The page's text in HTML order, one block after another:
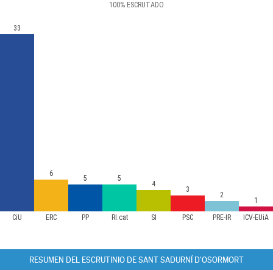
100% ESCRUTADO
CiU ERC PP RI.cat SI PSC PRE-IR ICV-EUiA
33
6
5 5
4
3
2
1
RESUMEN DEL ESCRUTINIO DE SANT SADURNÍ D'OSORMORT